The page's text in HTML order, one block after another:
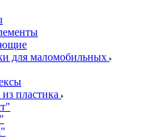
для маломобильных
пластика